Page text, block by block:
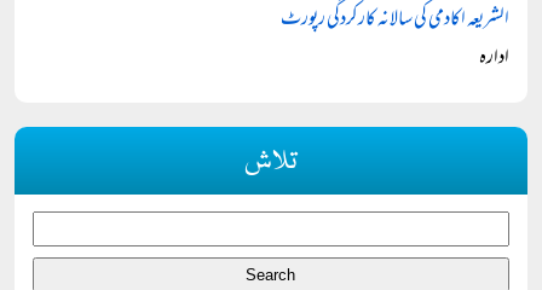
الشریعہ اکادمی کی سالانہ کارکردگی رپورٹ
ادارہ
تلاش